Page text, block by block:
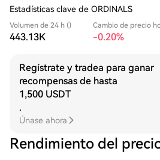
Estadísticas clave de ORDINALS
Volumen de 24 h ()
443.13K
Cambio de precio
-0.20%
Regístrate y tradea para ganar
recompensas de hasta
1,500 USDT
.
Únase ahora
Rendimiento del